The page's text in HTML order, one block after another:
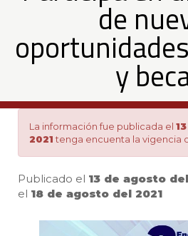
nuevas
laborales
y
becas
de
y
La información fue publicada el
2021tenga encuenta la vigencia
Publicado el 13 de agosto
el 18 de agosto del 2021